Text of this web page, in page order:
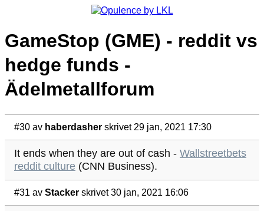
GameStop (GME) - reddit vs
hedge funds -
Ädelmetallforum
#30 av haberdasher skrivet 29 jan, 2021 17:30
It ends when they are out of cash - Wallstreetbets
reddit culture (CNN Business).
#31 av Stacker skrivet 30 jan, 2021 16:06